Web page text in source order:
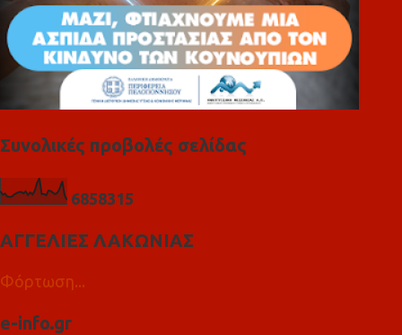
Συνολικές προβολές σελίδας
6858315
ΑΓΓΕΛΙΕΣ ΛΑΚΩΝΙΑΣ
Φόρτωση...
e-info.gr